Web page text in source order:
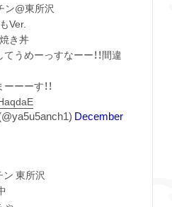
ン@東所沢
Ver.
き丼
うめーっすなーー！！間違
ーーす！！
December
東所沢